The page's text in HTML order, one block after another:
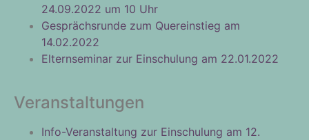
24.09.2022 um 10 Uhr
Gesprächsrunde zum Quereinstieg am
14.02.2022
Elternseminar zur Einschulung am 22.01.2022
Veranstaltungen
Info-Veranstaltung zur Einschulung am 12.